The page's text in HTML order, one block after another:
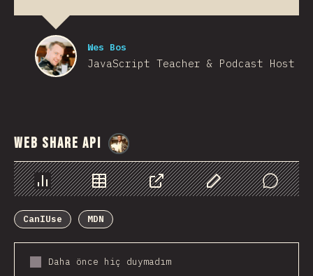
Wes Bos
JavaScript Teacher & Podcast Host
Web Share API
Chart Data Share Customize Data
Comments
CanIUse
MDN
Daha önce hiç duymadım